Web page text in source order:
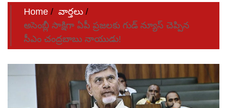
Home
వార్తలు
అసెంబ్లీ సాక్షిగా ఏపీ ప్రజలకు గుడ్ న్యూస్ చెప్పిన
సీఎం చంద్రబాబు నాయుడు!